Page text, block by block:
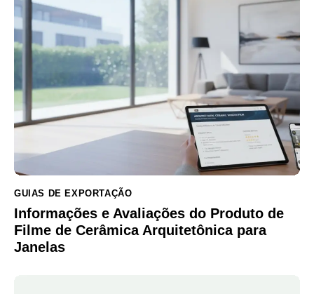
GUIAS DE EXPORTAÇÃO
Informações e Avaliações do Produto de
Filme de Cerâmica Arquitetônica para
Janelas